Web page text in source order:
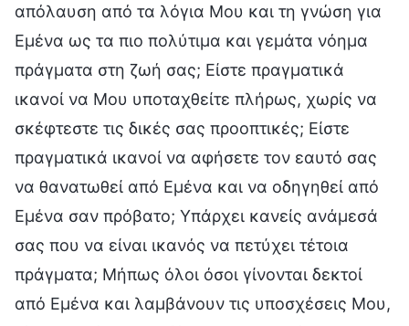
απόλαυση από τα λόγια Μου και τη γνώση για
Εμένα ως τα πιο πολύτιμα και γεμάτα νόημα
πράγματα στη ζωή σας; Είστε πραγματικά
ικανοί να Μου υποταχθείτε πλήρως, χωρίς να
σκέφτεστε τις δικές σας προοπτικές; Είστε
πραγματικά ικανοί να αφήσετε τον εαυτό σας
να θανατωθεί από Εμένα και να οδηγηθεί από
Εμένα σαν πρόβατο; Υπάρχει κανείς ανάμεσά
σας που να είναι ικανός να πετύχει τέτοια
πράγματα; Μήπως όλοι όσοι γίνονται δεκτοί
από Εμένα και λαμβάνουν τις υποσχέσεις Μου,